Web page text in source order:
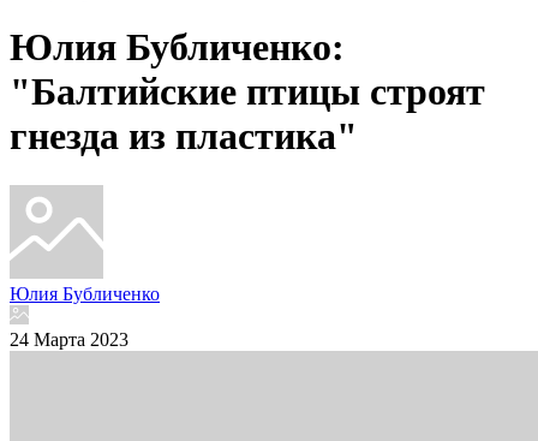
Юлия Бубличенко:
"Балтийские птицы строят
гнезда из пластика"
Юлия Бубличенко
24 Марта 2023